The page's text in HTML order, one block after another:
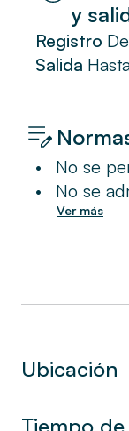
y
Registro De
Salida
•
No se
•
No se
Ver más
Ubicación
Tiempo